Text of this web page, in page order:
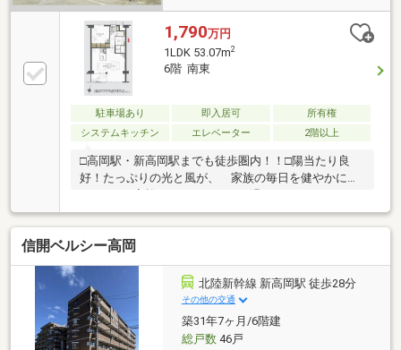
1,790万円
1LDK 53.07m2
6階 南東
駐車場あり 即入居可
所有権
システムキッチン
エレベーター 2階以上
□高岡駅・新高岡駅までも徒歩圏内！！□陽当たり良
好！たっぷりの光と風が、 家族の毎日を健やかに育
ーリングの住まい。□エレベーター有り、スムーズに
移動できます。□バルコニーは光と風を浴びる心地よ
い空間です。＼ぜひ、中を見てみてください／
信開ベルシー高岡
北陸新幹線 新高岡駅 徒歩28分
その他の交通
築31年7ヶ月/6階建
総戸数46戸